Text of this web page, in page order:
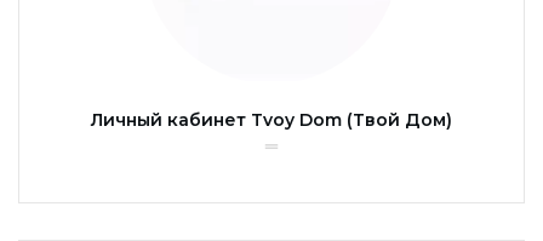
Личный кабинет Tvoy Dom (Твой Дом)